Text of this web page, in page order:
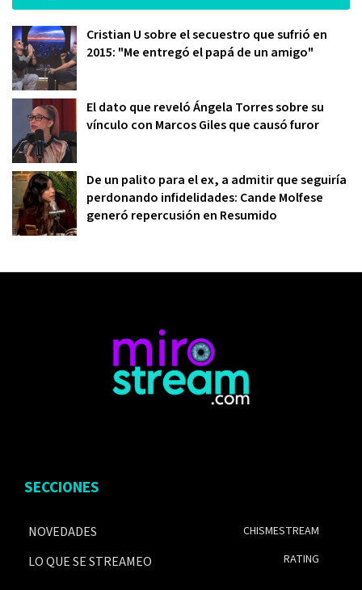
Cristian U sobre el secuestro que sufrió en
2015: "Me entregó el papá de un amigo"
El dato que reveló Ángela Torres sobre su
vínculo con Marcos Giles que causó furor
De un palito para el ex, a admitir que seguiría
perdonando infidelidades: Cande Molfese
generó repercusión en Resumido
SECCIONES
NOVEDADES
LO QUE SE STREAMEO
CHISMESTREAM
RATING